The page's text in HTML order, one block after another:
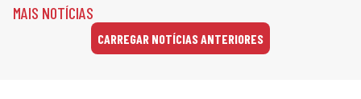
MAIS NOTÍCIAS
CARREGAR NOTÍCIAS ANTERIORES